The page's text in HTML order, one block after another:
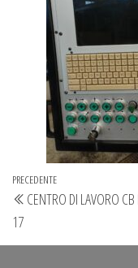
Navigazione
articoli
Articolo
precedente
PRECEDENTE
CENTRO DI LAVORO
17